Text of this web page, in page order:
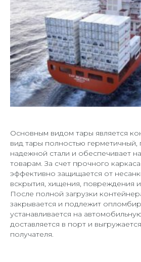
Основным видом тары является
вид тары полностью герметичный,
надежной стали и обеспечивает
товарам. За счет прочного
эффективно защищается от
вскрытия, хищения, повреждения
После полной загрузки
закрывается и подлежит
устанавливается на
доставляется в порт и
получателя.